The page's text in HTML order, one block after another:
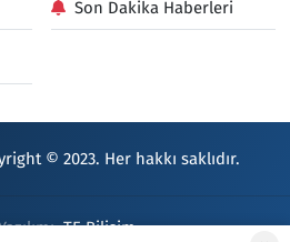
Son Dakika Haberleri
© 2023. Her hakkı saklıdır.
TE Bilişim